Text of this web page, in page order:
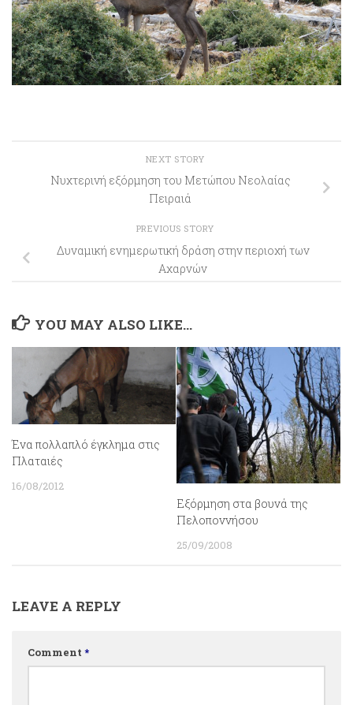
NEXT STORY
Νυχτερινή εξόρμηση του Μετώπου Νεολαίας
Πειραιά
PREVIOUS STORY
Δυναμική ενημερωτική δράση στην περιοχή των
Αχαρνών
YOU MAY ALSO LIKE...
Ένα πολλαπλό έγκλημα στις
Πλαταιές
16/08/2012
Εξόρμηση στα βουνά της
Πελοποννήσου
25/09/2008
LEAVE A REPLY
Comment *